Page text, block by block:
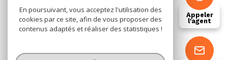
Appeler
l'agent
Cookies
© 2026 | Tous droits réservés
En poursuivant, vous acceptez l'utilisation des
cookies par ce site, afin de vous proposer des
contenus adaptés et réaliser des statistiques !